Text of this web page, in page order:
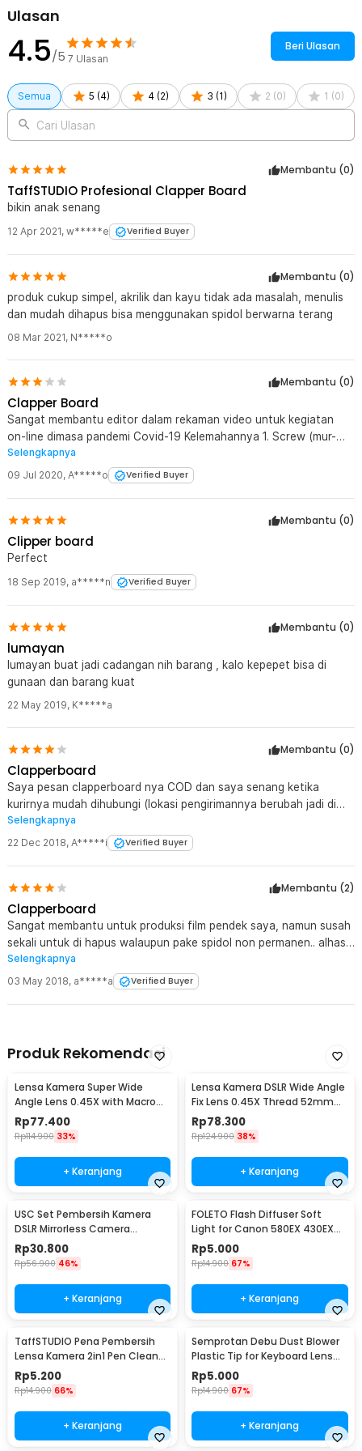
Kelengkapan Produk
Rincian yang Anda dapatkan untuk pembelian produk ini:
1 x TaffSTUDIO Profesional Clapper Board Colorful Acrylic - TS-
Ulasan
4.5/5 7 Ulasan
Beri Ulasan
Semua 5 (4) 4 (2) 3 (1 ) 2 (0) 1 (0)
Cari Ulasan
Membantu (0)
TaffSTUDIO Profesional Clapper Board
bikin anak senang
12 Apr 2021, w*****e Verified Buyer
Membantu (0)
produk cukup simpel, akrilik dan kayu tidak ada masalah, menulis
dan mudah dihapus bisa menggunakan spidol berwarna terang
08 Mar 2021, N*****o
Membantu (0)
Clapper Board
Sangat membantu editor dalam rekaman video untuk kegiatan
on-line dimasa pandemi Covid-19 Kelemahannya 1. Screw (mur-
bautnya) mudah lepas, jalan keluarnya karena dilokasi paling
mudah ditambahkan tisue sebagai pengencang. 2. Bidang
permukaan bahan akrilik di cat putih sebagai dasar sehingga
Menghapus untuk mengganti tulisan dengan aceton yang paling
efektif. 3. Saran bila menjual lagi, sediakan bila bahan yang dipakai
akrilik maka yang dicat dasar putih sebaiknya bidang belakang.
Karena tinta boardmarker pen mudah dihapus cukup dengan lap.
Selengkapnya
09 Jul 2020, A*****o Verified Buyer
Membantu (0)
Clipper board
Perfect
18 Sep 2019, a*****n Verified Buyer
Membantu (0)
lumayan
lumayan buat jadi cadangan nih barang , kalo kepepet bisa di
gunaan dan barang kuat
22 May 2019, K*****a
Membantu (0)
Clapperboard
Saya pesan clapperboard nya COD dan saya senang ketika
kurirnya mudah dihubungi (lokasi pengirimannya berubah jadi di
kampus bukan dirumah, krn memang saya sedang ada kelas saat
itu). Produk yang saya terima juga sesuai gambar. Namun
sayangnya (seperti review sebelum saya) sulit dihapus spidolnya
sama produk dan kecepatan pengirimannya, bahkan teman2 saya
langsung ikut beli hari itu juga di offline storenya haha.
Selengkapnya
22 Dec 2018, A*****i Verified Buyer
Membantu (2)
Clapperboard
Sangat membantu untuk produksi film pendek saya, namun susah
sekali untuk di hapus walaupun pake spidol non permanen.. alhasil
di lapis lakban bening biar bisa terhapus
Selengkapnya
03 May 2018, a*****a Verified Buyer
Produk Rekomendasi
Lensa Kamera Super Wide
Angle Lens 0.45X with Macro
58mm for Canon - S-DAL-0001
Rp77.400
Rp114.900 33%
+ Keranjang
Lensa Kamera DSLR Wide Angle
Fix Lens 0.45X Thread 52mm
with Macro
Rp78.300
Rp124.900 38%
+ Keranjang
USC Set Pembersih Kamera
DSLR Mirrorless Camera
Cleaning Kit - W346
Rp30.800
Rp56.900 46%
+ Keranjang
FOLETO Flash Diffuser Soft
Light for Canon 580EX 430EX
Nikon SB-800
Rp5.000
Rp14.900 67%
+ Keranjang
TaffSTUDIO Pena Pembersih
Lensa Kamera 2in1 Pen Cleaner
for Camera - LP-1
Rp5.200
Rp14.900 66%
+ Keranjang
Semprotan Debu Dust Blower
Plastic Tip for Keyboard Lens
Camera Watch - 1154
Rp5.000
Rp14.900 67%
+ Keranjang